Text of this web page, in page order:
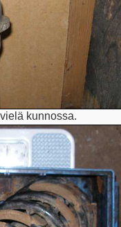
kunnossa.